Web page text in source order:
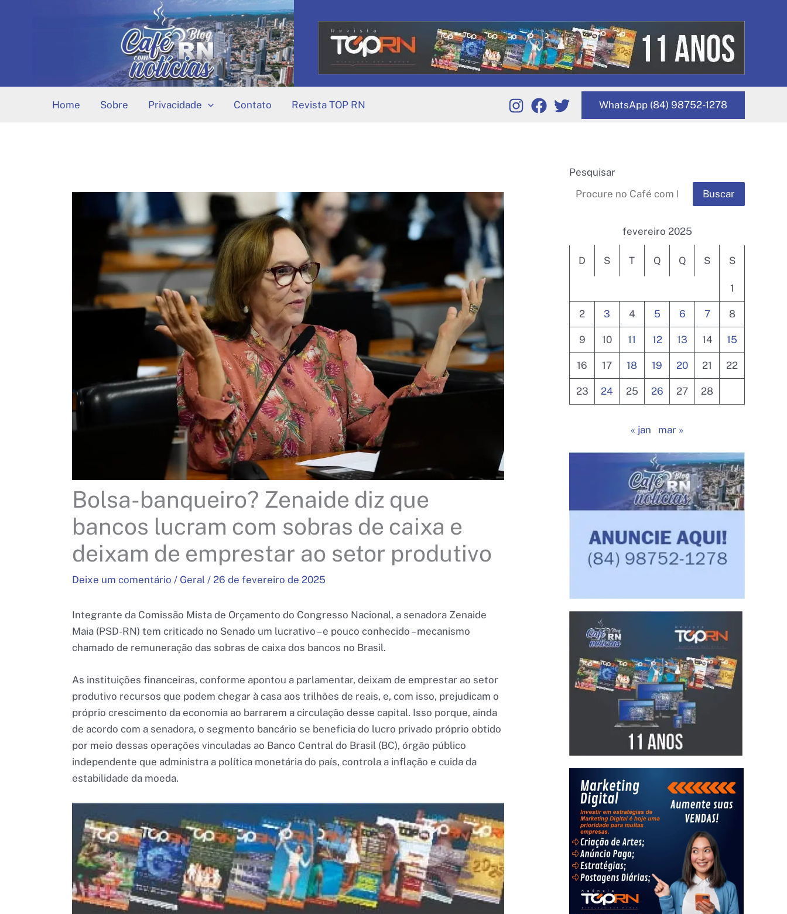
Home Sobre Privacidade Contato Revista TOP RN WhatsApp (84) 98752-1278
Bolsa-banqueiro? Zenaide diz que
bancos lucram com sobras de caixa e
deixam de emprestar ao setor produtivo
Deixe um comentário / Geral / 26 de fevereiro de 2025
Integrante da Comissão Mista de Orçamento do Congresso Nacional, a senadora Zenaide
Maia (PSD-RN) tem criticado no Senado um lucrativo – e pouco conhecido – mecanismo
chamado de remuneração das sobras de caixa dos bancos no Brasil.
As instituições financeiras, conforme apontou a parlamentar, deixam de emprestar ao setor
produtivo recursos que podem chegar à casa aos trilhões de reais, e, com isso, prejudicam o
próprio crescimento da economia ao barrarem a circulação desse capital. Isso porque, ainda
de acordo com a senadora, o segmento bancário se beneficia do lucro privado próprio obtido
por meio dessas operações vinculadas ao Banco Central do Brasil (BC), órgão público
independente que administra a política monetária do país, controla a inflação e cuida da
estabilidade da moeda.
Pesquisar
Buscar
fevereiro 2025
D S T Q Q S S
1
2 3 4 5 6 7 8
9 10 11 12 13 14 15
16 17 18 19 20 21 22
23 24 25 26 27 28
« jan mar »